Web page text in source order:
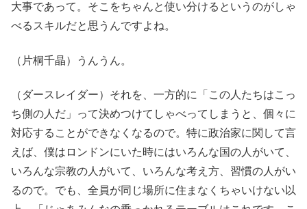
大事であって。そこをちゃんと使い分けるというのがしゃ
べるスキルだと思うんですよね。
（片桐千晶）うんうん。
（ダースレイダー）それを、一方的に「この人たちはこっ
ち側の人だ」って決めつけてしゃべってしまうと、個々に
対応することができなくなるので。特に政治家に関して言
えば、僕はロンドンにいた時にはいろんな国の人がいて、
いろんな宗教の人がいて、いろんな考え方、習慣の人がい
るので。でも、全員が同じ場所に住まなくちゃいけない以